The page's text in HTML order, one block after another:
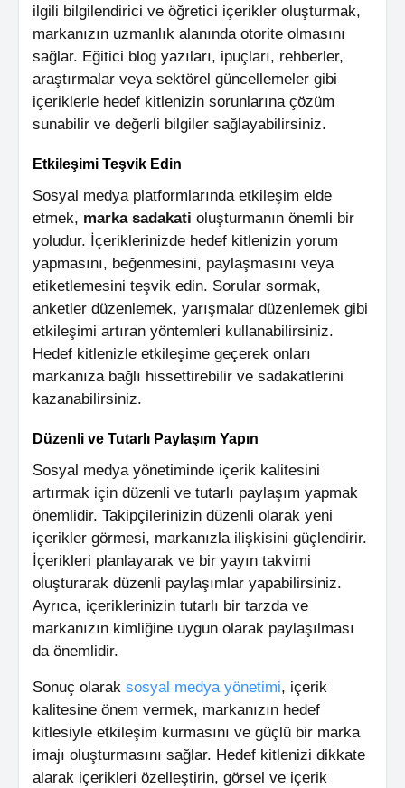
ilgili bilgilendirici ve öğretici içerikler oluşturmak,
markanızın uzmanlık alanında otorite olmasını
sağlar. Eğitici blog yazıları, ipuçları, rehberler,
araştırmalar veya sektörel güncellemeler gibi
içeriklerle hedef kitlenizin sorunlarına çözüm
sunabilir ve değerli bilgiler sağlayabilirsiniz.
Etkileşimi Teşvik Edin
Sosyal medya platformlarında etkileşim elde
etmek, marka sadakati oluşturmanın önemli bir
yoludur. İçeriklerinizde hedef kitlenizin yorum
yapmasını, beğenmesini, paylaşmasını veya
etiketlemesini teşvik edin. Sorular sormak,
anketler düzenlemek, yarışmalar düzenlemek gibi
etkileşimi artıran yöntemleri kullanabilirsiniz.
Hedef kitlenizle etkileşime geçerek onları
markanıza bağlı hissettirebilir ve sadakatlerini
kazanabilirsiniz.
Düzenli ve Tutarlı Paylaşım Yapın
Sosyal medya yönetiminde içerik kalitesini
artırmak için düzenli ve tutarlı paylaşım yapmak
önemlidir. Takipçilerinizin düzenli olarak yeni
içerikler görmesi, markanızla ilişkisini güçlendirir.
İçerikleri planlayarak ve bir yayın takvimi
oluşturarak düzenli paylaşımlar yapabilirsiniz.
Ayrıca, içeriklerinizin tutarlı bir tarzda ve
markanızın kimliğine uygun olarak paylaşılması
da önemlidir.
Sonuç olarak sosyal medya yönetimi, içerik
kalitesine önem vermek, markanızın hedef
kitlesiyle etkileşim kurmasını ve güçlü bir marka
imajı oluşturmasını sağlar. Hedef kitlenizi dikkate
alarak içerikleri özelleştirin, görsel ve içerik